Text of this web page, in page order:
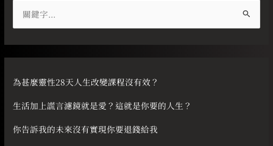
尋
關
字
為甚麼靈性28天人生改變課程沒有效？
生活加上謊言濾鏡就是愛？這就是你要的人生？
你告訴我的未來沒有實現你要退錢給我